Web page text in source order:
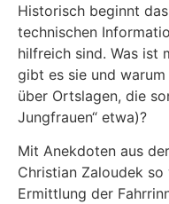
Historisch beginnt
technischen
hilfreich sind. Was ist
gibt es sie und
über Ortslagen, die
Jungfrauen“ etwa)?
Mit Anekdoten aus
Christian Zaloudek
Ermittlung der